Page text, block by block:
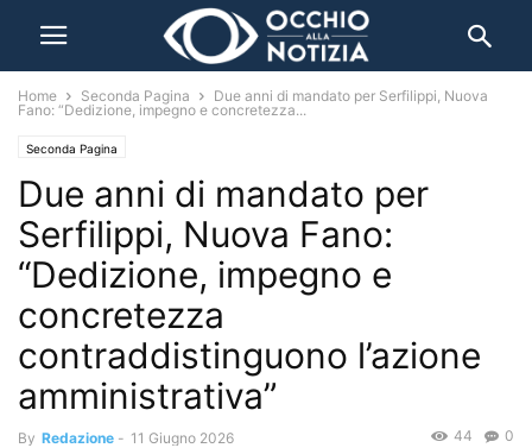
Home Seconda Pagina
Due anni di mandato per Serfilippi, Nuova
Fano: “Dedizione, impegno e concretezza...
Seconda Pagina
Due anni di mandato per
Serfilippi, Nuova Fano:
“Dedizione, impegno e
concretezza
contraddistinguono l’azione
amministrativa”
By Redazione - 11 Giugno 2026 0
44